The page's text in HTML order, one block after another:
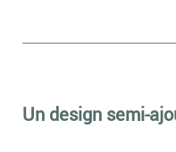
Un design semi-